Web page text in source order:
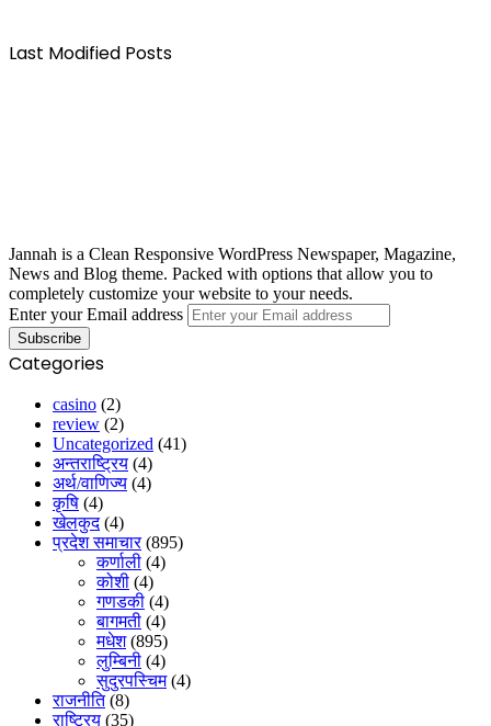
Last Modified Posts
Jannah is a Clean Responsive WordPress Newspaper, Magazine,
News and Blog theme. Packed with options that allow you to
completely customize your website to your needs.
Enter your Email address
Categories
casino (2)
review (2)
Uncategorized (41)
अन्तराष्ट्रिय (4)
अर्थ/वाणिज्य (4)
कृषि (4)
खेलकुद(4)
प्रदेश समाचार(895)
कर्णाली (4)
कोशी (4)
गणडकी (4)
बागमती (4)
मधेश(895)
लुम्बिनी (4)
सुदुरपस्चिम(4)
राजनीति(8)
राष्ट्रिय (35)